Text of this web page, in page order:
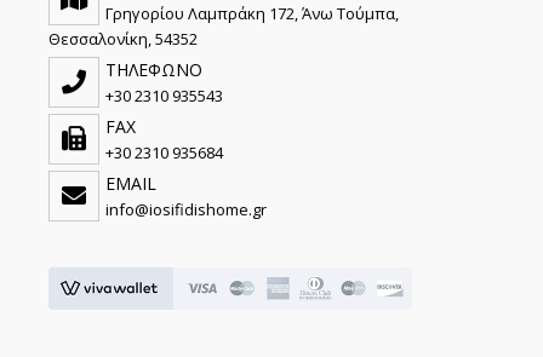
Γρηγορίου Λαμπράκη 172, Άνω Τούμπα,
Θεσσαλονίκη, 54352
ΤΗΛΕΦΩΝΟ
+30 2310 935543
FAX
+30 2310 935684
EMAIL
info@iosifidishome.gr